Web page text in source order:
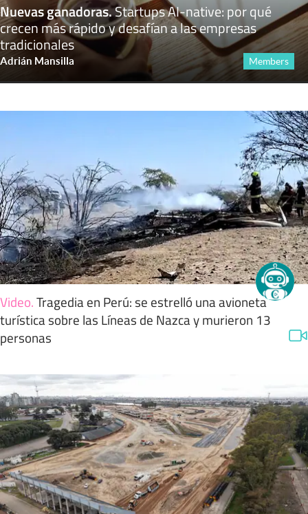
Nuevas ganadoras.Startups AI-native: por qué
crecen más rápido y desafían a las empresas
tradicionales
Adrián Mansilla Members
Video.Tragedia en Perú: se estrelló una avioneta
turística sobre las Líneas de Nazca y murieron 13
personas